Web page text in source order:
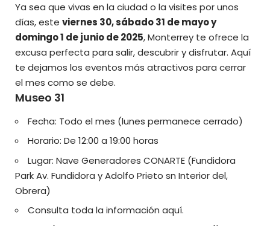
Ya sea que vivas en la ciudad o la visites por unos
días, este viernes 30, sábado 31 de mayo y
domingo 1 de junio de 2025, Monterrey te ofrece la
excusa perfecta para salir, descubrir y disfrutar. Aquí
te dejamos los eventos más atractivos para cerrar
el mes como se debe.
Museo 31
Fecha: Todo el mes (lunes permanece cerrado)
Horario: De 12:00 a 19:00 horas
Lugar: Nave Generadores CONARTE (Fundidora
Park Av. Fundidora y Adolfo Prieto sn Interior del,
Obrera)
Consulta toda la información aquí.